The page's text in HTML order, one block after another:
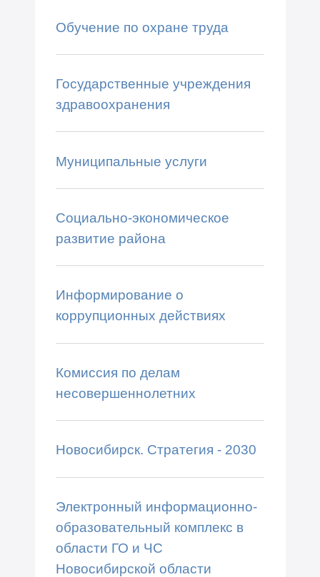
Обучение по охране труда
Государственные учреждения
здравоохранения
Муниципальные услуги
Социально-экономическое
развитие района
Информирование о
коррупционных действиях
Комиссия по делам
несовершеннолетних
Новосибирск. Стратегия - 2030
Электронный информационно-
образовательный комплекс в
области ГО и ЧС
Новосибирской области